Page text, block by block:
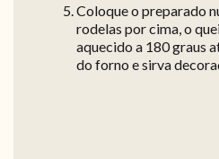
Coloque o preparado
rodelas por cima, o
aquecido a 180 graus
do forno e sirva